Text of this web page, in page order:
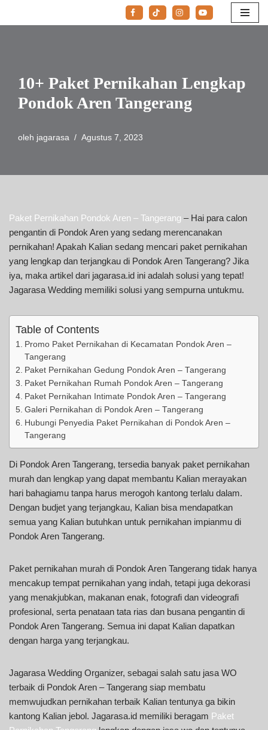
10+ Paket Pernikahan Lengkap
Pondok Aren Tangerang
oleh jagarasa Agustus 7, 2023
Paket Pernikahan Pondok Aren – Tangerang – Hai para calon
pengantin di Pondok Aren yang sedang merencanakan
pernikahan! Apakah Kalian sedang mencari paket pernikahan
yang lengkap dan terjangkau di Pondok Aren Tangerang? Jika
iya, maka artikel dari jagarasa.id ini adalah solusi yang tepat!
Jagarasa Wedding memiliki solusi yang sempurna untukmu.
Table of Contents
Promo Paket Pernikahan di Kecamatan Pondok Aren –
Tangerang
Paket Pernikahan Gedung Pondok Aren – Tangerang
Paket Pernikahan Rumah Pondok Aren – Tangerang
Paket Pernikahan Intimate Pondok Aren – Tangerang
Galeri Pernikahan di Pondok Aren – Tangerang
Hubungi Penyedia Paket Pernikahan di Pondok Aren –
Tangerang
Di Pondok Aren Tangerang, tersedia banyak paket pernikahan
murah dan lengkap yang dapat membantu Kalian merayakan
hari bahagiamu tanpa harus merogoh kantong terlalu dalam.
Dengan budjet yang terjangkau, Kalian bisa mendapatkan
semua yang Kalian butuhkan untuk pernikahan impianmu di
Pondok Aren Tangerang.
Paket pernikahan murah di Pondok Aren Tangerang tidak hanya
mencakup tempat pernikahan yang indah, tetapi juga dekorasi
yang menakjubkan, makanan enak, fotografi dan videografi
profesional, serta penataan tata rias dan busana pengantin di
Pondok Aren Tangerang. Semua ini dapat Kalian dapatkan
dengan harga yang terjangkau.
Jagarasa Wedding Organizer, sebagai salah satu jasa WO
terbaik di Pondok Aren – Tangerang siap membatu
memwujudkan pernikahan terbaik Kalian tentunya ga bikin
kantong Kalian jebol. Jagarasa.id memiliki beragam Paket